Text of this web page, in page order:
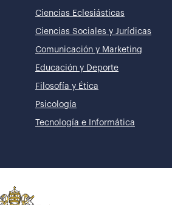
Ciencias Eclesiásticas
Ciencias Sociales y Jurídicas
Comunicación y Marketing
Educación y Deporte
Filosofía y Ética
Psicología
Tecnología e Informática